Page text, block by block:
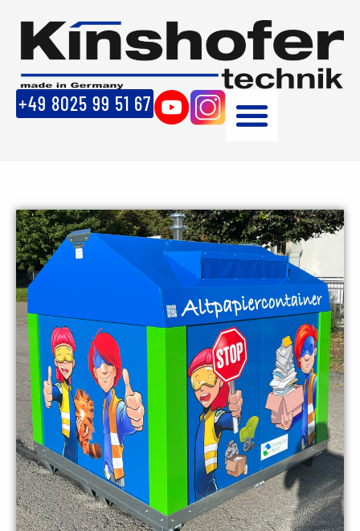
+49 8025 99 51 67